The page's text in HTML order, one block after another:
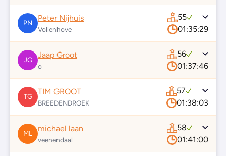
PN
Peter Nijhuis
Vollenhove
55
01:35:29
JG
Jaap Groot
o
56
01:37:46
TG
TIM GROOT
BREEDENDROEK
57
01:38:03
ML
michael laan
veenendaal
58
01:41:00